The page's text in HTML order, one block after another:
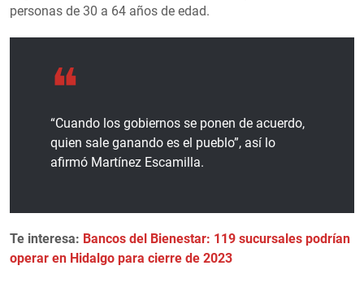
personas de 30 a 64 años de edad.
“Cuando los gobiernos se ponen de acuerdo,
quien sale ganando es el pueblo”, así lo
afirmó Martínez Escamilla.
Te interesa: Bancos del Bienestar: 119 sucursales podrían
operar en Hidalgo para cierre de 2023